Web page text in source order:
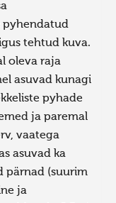
pyhendatud
tehtud kuva.
oleva raja
asuvad kunagi
pyhade
ja paremal
vaatega
asuvad ka
pärnad (suurim
ja